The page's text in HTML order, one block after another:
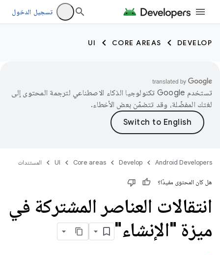
تسجيل الدخول
DEVELOP
CORE AREAS
UI
تستخدم Google تكنولوجيا الذكاء الاصطناعي لترجمة المحتوى إلى
لغتك المفضّلة، وقد تتضمّن بعض الأخطاء.
Android Developers
Develop
Core areas
UI المستندات
هل كان المحتوى مفيدًا؟
انتقالات العناصر المشتركة في
ميزة "الإنشاء"